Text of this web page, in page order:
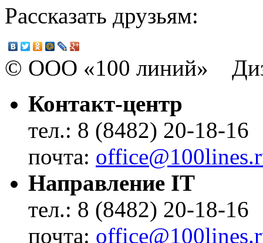
Рассказать друзьям:
© ООО «100 линий»
Контакт-центр
тел.: 8 (8482) 20-18-16
почта:
Направление IT
тел.: 8 (8482) 20-18-16
почта: